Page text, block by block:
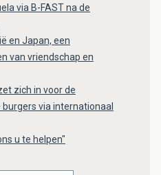
via B-FAST na de
en Japan, een
van vriendschap en
zich in voor de
via internationaal
u te helpen"